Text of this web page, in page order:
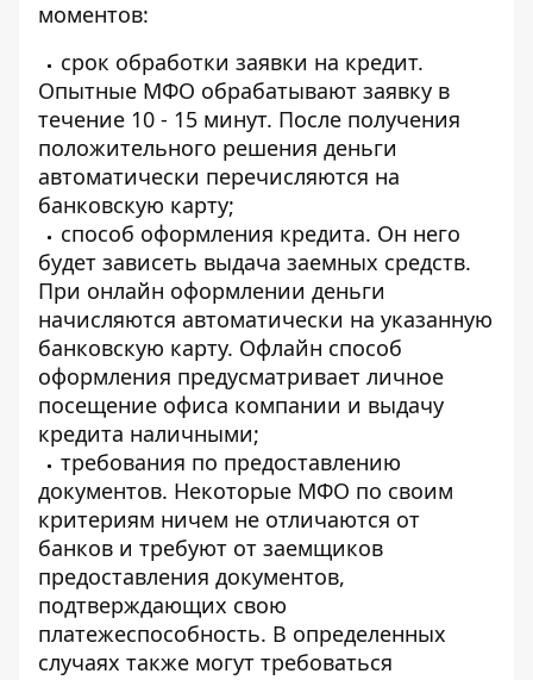
моментов:
срок обработки заявки на кредит.
Опытные МФО обрабатывают заявку в
течение 10 - 15 минут. После получения
положительного решения деньги
автоматически перечисляются на
банковскую карту;
способ оформления кредита. Он него
будет зависеть выдача заемных средств.
При онлайн оформлении деньги
начисляются автоматически на указанную
банковскую карту. Офлайн способ
оформления предусматривает личное
посещение офиса компании и выдачу
кредита наличными;
требования по предоставлению
документов. Некоторые МФО по своим
критериям ничем не отличаются от
банков и требуют от заемщиков
предоставления документов,
подтверждающих свою
платежеспособность. В определенных
случаях также могут требоваться